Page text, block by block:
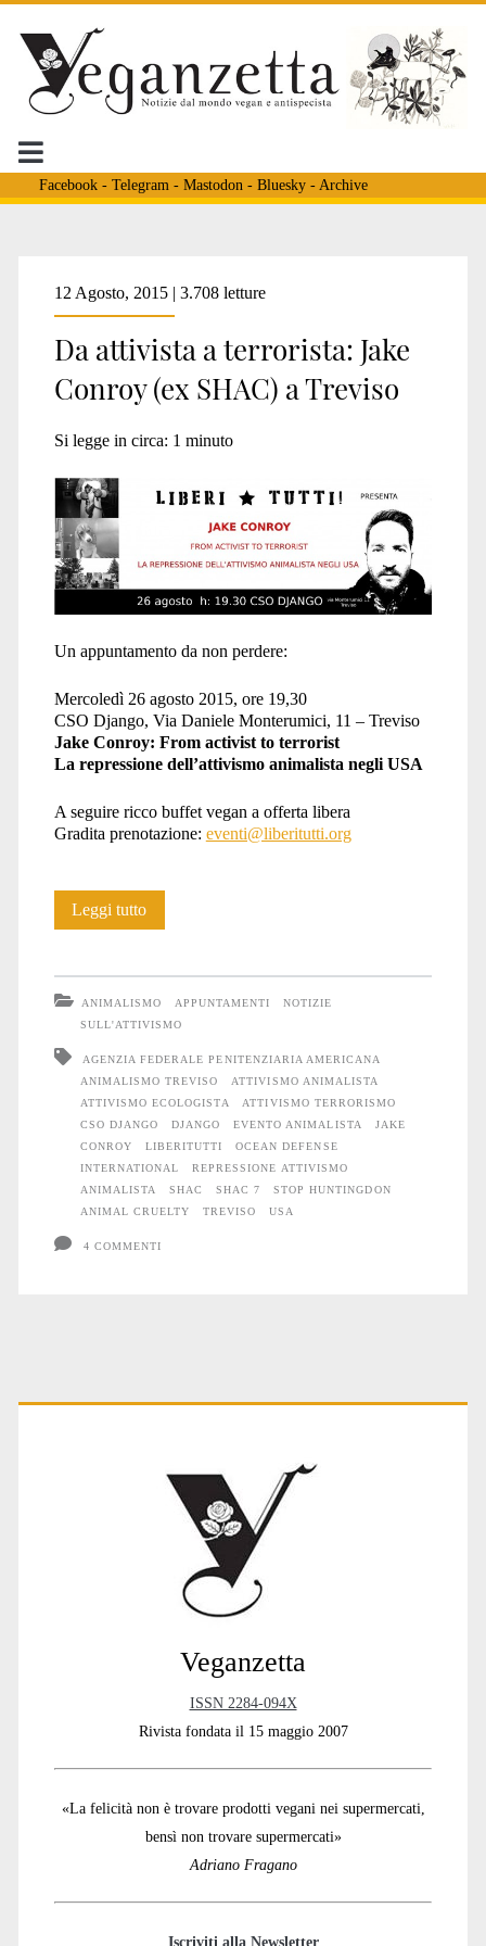
Facebook- Telegram - Mastodon - Bluesky- Archive
Tag:
<span>django</span>
12 Agosto, 2015 | 3.708 letture
Da attivista a terrorista: Jake
Conroy (ex SHAC) a Treviso
Si legge in circa: 1 minuto
Un appuntamento da non perdere:
Mercoledì 26 agosto 2015, ore 19,30
CSO Django, Via Daniele Monterumici, 11 – Treviso
Jake Conroy: From activist to terrorist
La repressione dell’attivismo animalista negli USA
A seguire ricco buffet vegan a offerta libera
Gradita prenotazione: eventi@liberitutti.org
Leggi tuttoDa
terrorista:
Jake
Conroy
(ex
SHAC)
a
ANIMALISMO APPUNTAMENTI
NOTIZIE
SULL'ATTIVISMO
AGENZIA FEDERALE PENITENZIARIA AMERICANA
ANIMALISMO TREVISO
ATTIVISMO ANIMALISTA
ATTIVISMO ECOLOGISTA
ATTIVISMO TERRORISMO
CSO DJANGO
DJANGO EVENTO ANIMALISTA
JAKE
CONROY
LIBERITUTTI
OCEAN DEFENSE
INTERNATIONAL
REPRESSIONE ATTIVISMO
ANIMALISTA
SHAC SHAC 7
STOP HUNTINGDON
ANIMAL CRUELTY
TREVISO USA
4 COMMENTI
Primary
Veganzetta
ISSN 2284-094X
Rivista fondata il 15 maggio 2007
«La felicità non è trovare prodotti vegani nei supermercati,
bensì non trovare supermercati»
Adriano Fragano
Iscriviti alla Newsletter